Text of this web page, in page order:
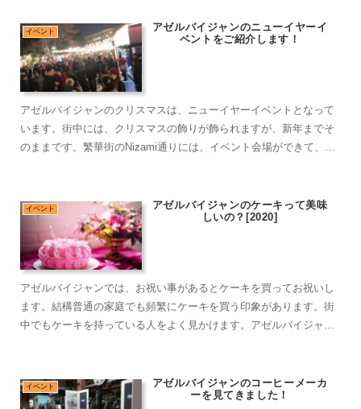
イベント
アゼルバイジャンのニューイヤーイ
ベントをご紹介します！
アゼルバイジャンのクリスマスは、ニューイヤーイベントとなって
います。街中には、クリスマスの飾りが飾られますが、新年までそ
のままです。繁華街のNizami通りには、イベント会場ができて、多
イベント
アゼルバイジャンのケーキって美味
しいの？[2020]
アゼルバイジャンでは、お祝い事があるとケーキを買ってお祝いし
ます。結構普通の家庭でも頻繁にケーキを買う印象があります。街
中でもケーキを持っている人をよく見かけます。アゼルバイジャン
イベント
アゼルバイジャンのコーヒーメーカ
ーを見てきました！